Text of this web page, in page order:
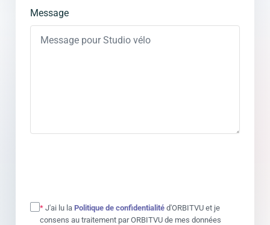
Message
* J'ai lu la Politique de confidentialité d'ORBITVU et je
consens au traitement par ORBITVU de mes données